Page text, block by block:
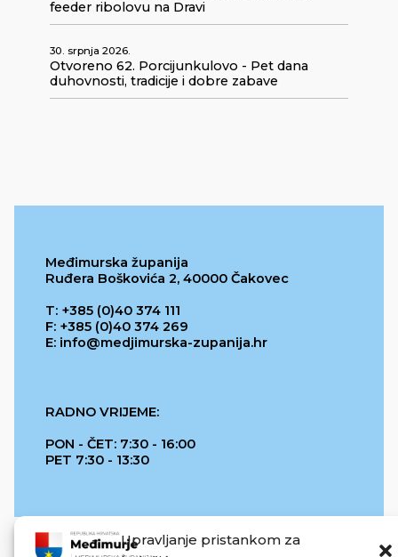
Upravljanje pristankom za
feeder ribolovu na Dravi
30. srpnja 2026.
Otvoreno 62. Porcijunkulovo - Pet dana
duhovnosti, tradicije i dobre zabave
Međimurska županija
Ruđera Boškovića 2, 40000 Čakovec
T: +385 (0)40 374 111
F: +385 (0)40 374 269
E: info@medjimurska-zupanija.hr
RADNO VRIJEME:
PON - ČET: 7:30 - 16:00
PET 7:30 - 13:30